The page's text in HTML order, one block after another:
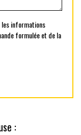
les informations
formulée et de la
: